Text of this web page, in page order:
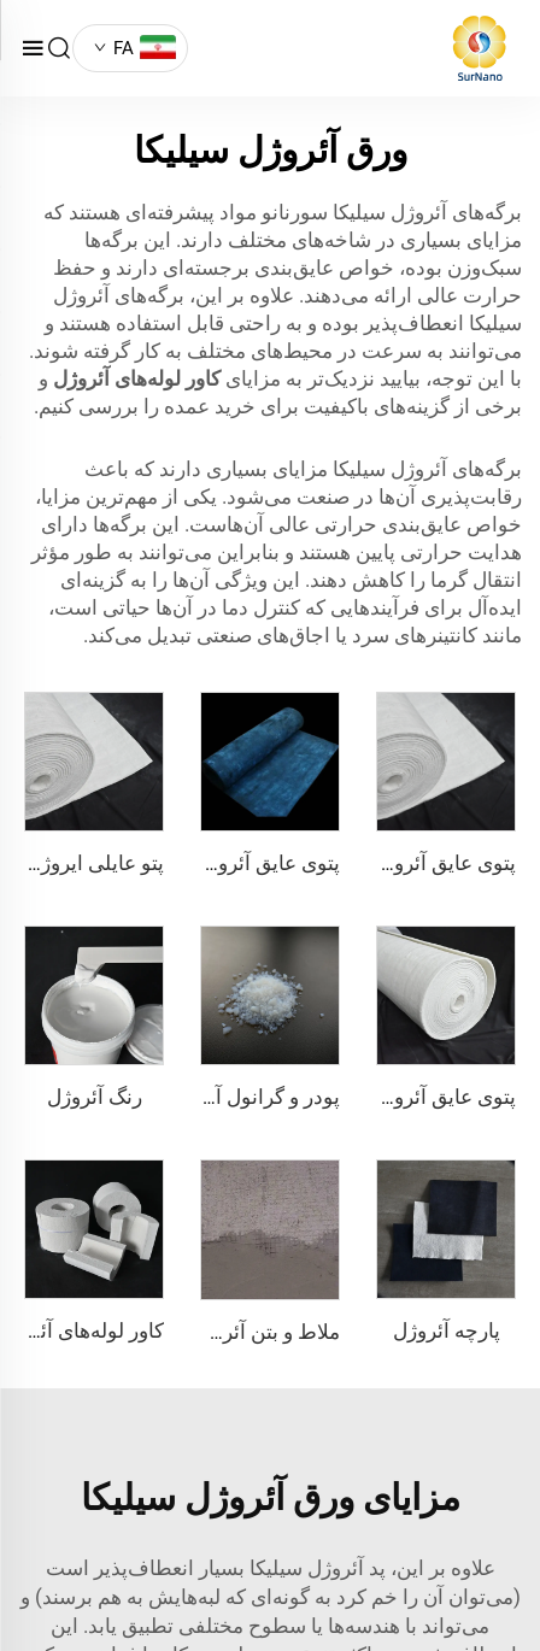
FA
ورق آئروژل سیلیکا
برگه‌های آئروژل سیلیکا سورنانو مواد پیشرفته‌ای هستند که
مزایای بسیاری در شاخه‌های مختلف دارند. این برگه‌ها
سبک‌وزن بوده، خواص عایق‌بندی برجسته‌ای دارند و حفظ
حرارت عالی ارائه می‌دهند. علاوه بر این، برگه‌های آئروژل
سیلیکا انعطاف‌پذیر بوده و به راحتی قابل استفاده هستند و
می‌توانند به سرعت در محیط‌های مختلف به کار گرفته شوند.
با این توجه، بیایید نزدیک‌تر به مزایایکاور لوله‌های آئروژل و
برخی از گزینه‌های باکیفیت برای خرید عمده را بررسی کنیم.
برگه‌های آئروژل سیلیکا مزایای بسیاری دارند که باعث
رقابت‌پذیری آن‌ها در صنعت می‌شود. یکی از مهم‌ترین مزایا،
خواص عایق‌بندی حرارتی عالی آن‌هاست. این برگه‌ها دارای
هدایت حرارتی پایین هستند و بنابراین می‌توانند به طور مؤثر
انتقال گرما را کاهش دهند. این ویژگی آن‌ها را به گزینه‌ای
ایده‌آل برای فرآیندهایی که کنترل دما در آن‌ها حیاتی است،
مانند کانتینرهای سرد یا اجاق‌های صنعتی تبدیل می‌کند.
پتوی عایق آئروژل 200℃ پتوی عایق آئروژل 350℃ پتو عایلی ایروژل 650 درجه سانتی‌گراد
پتوی عایق آئروژل 1000℃ پودر و گرانول آئروژل رنگ آئروژل
پارچه آئروژل ملاط و بتن آئروژل کاور لوله‌های آئروژل
مزایای ورق آئروژل سیلیکا
علاوه بر این، پد آئروژل سیلیکا بسیار انعطاف‌پذیر است
(می‌توان آن را خم کرد به گونه‌ای که لبه‌هایش به هم برسند) و
می‌تواند با هندسه‌ها یا سطوح مختلفی تطبیق یابد. این